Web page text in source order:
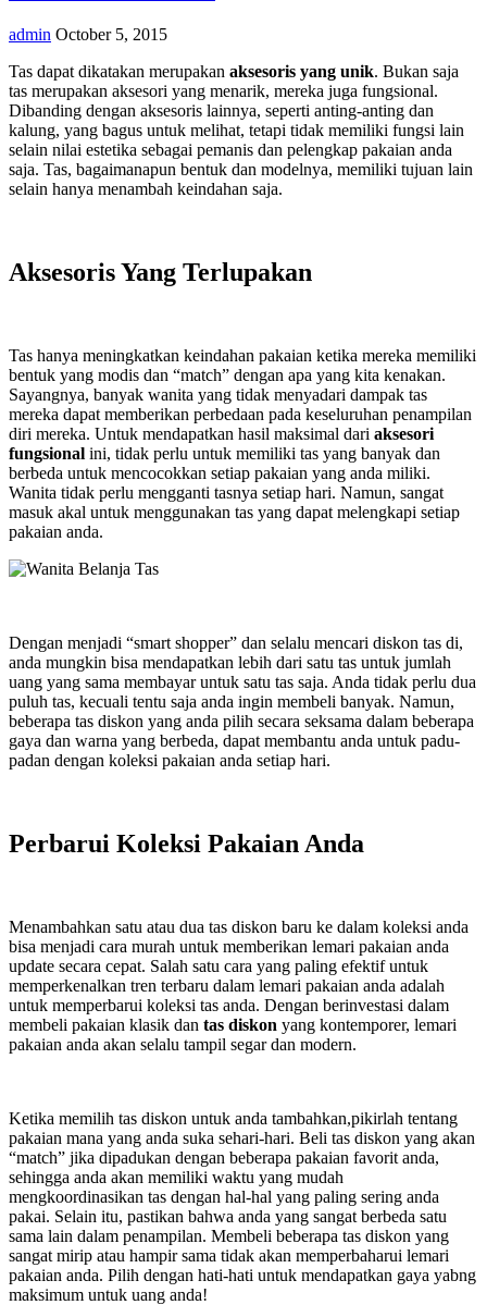
admin October 5, 2015
Tas dapat dikatakan merupakan aksesoris yang unik. Bukan saja
tas merupakan aksesori yang menarik, mereka juga fungsional.
Dibanding dengan aksesoris lainnya, seperti anting-anting dan
kalung, yang bagus untuk melihat, tetapi tidak memiliki fungsi lain
selain nilai estetika sebagai pemanis dan pelengkap pakaian anda
saja. Tas, bagaimanapun bentuk dan modelnya, memiliki tujuan lain
selain hanya menambah keindahan saja.
Aksesoris Yang Terlupakan
Tas hanya meningkatkan keindahan pakaian ketika mereka memiliki
bentuk yang modis dan “match” dengan apa yang kita kenakan.
Sayangnya, banyak wanita yang tidak menyadari dampak tas
mereka dapat memberikan perbedaan pada keseluruhan penampilan
diri mereka. Untuk mendapatkan hasil maksimal dari aksesori
fungsional ini, tidak perlu untuk memiliki tas yang banyak dan
berbeda untuk mencocokkan setiap pakaian yang anda miliki.
Wanita tidak perlu mengganti tasnya setiap hari. Namun, sangat
masuk akal untuk menggunakan tas yang dapat melengkapi setiap
pakaian anda.
Dengan menjadi “smart shopper” dan selalu mencari diskon tas di,
anda mungkin bisa mendapatkan lebih dari satu tas untuk jumlah
uang yang sama membayar untuk satu tas saja. Anda tidak perlu dua
puluh tas, kecuali tentu saja anda ingin membeli banyak. Namun,
beberapa tas diskon yang anda pilih secara seksama dalam beberapa
gaya dan warna yang berbeda, dapat membantu anda untuk padu-
padan dengan koleksi pakaian anda setiap hari.
Perbarui Koleksi Pakaian Anda
Menambahkan satu atau dua tas diskon baru ke dalam koleksi anda
bisa menjadi cara murah untuk memberikan lemari pakaian anda
update secara cepat. Salah satu cara yang paling efektif untuk
memperkenalkan tren terbaru dalam lemari pakaian anda adalah
untuk memperbarui koleksi tas anda. Dengan berinvestasi dalam
membeli pakaian klasik dan tas diskon yang kontemporer, lemari
pakaian anda akan selalu tampil segar dan modern.
Ketika memilih tas diskon untuk anda tambahkan,pikirlah tentang
pakaian mana yang anda suka sehari-hari. Beli tas diskon yang akan
“match” jika dipadukan dengan beberapa pakaian favorit anda,
sehingga anda akan memiliki waktu yang mudah
mengkoordinasikan tas dengan hal-hal yang paling sering anda
pakai. Selain itu, pastikan bahwa anda yang sangat berbeda satu
sama lain dalam penampilan. Membeli beberapa tas diskon yang
sangat mirip atau hampir sama tidak akan memperbaharui lemari
pakaian anda. Pilih dengan hati-hati untuk mendapatkan gaya yabng
maksimum untuk uang anda!